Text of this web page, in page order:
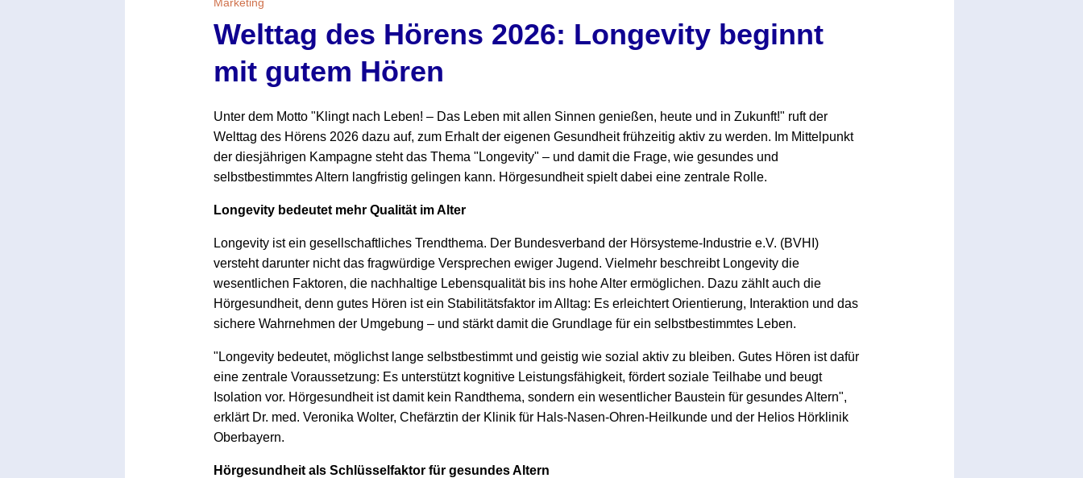
Welttag des Hörens 2026: Longevity beginnt
mit gutem Hören
Unter dem Motto "Klingt nach Leben! – Das Leben mit allen Sinnen genießen, heute und in Zukunft!" ruft der
Welttag des Hörens 2026 dazu auf, zum Erhalt der eigenen Gesundheit frühzeitig aktiv zu werden. Im Mittelpunkt
der diesjährigen Kampagne steht das Thema "Longevity" – und damit die Frage, wie gesundes und
selbstbestimmtes Altern langfristig gelingen kann. Hörgesundheit spielt dabei eine zentrale Rolle.
Longevity bedeutet mehr Qualität im Alter
Longevity ist ein gesellschaftliches Trendthema. Der Bundesverband der Hörsysteme-Industrie e.V. (BVHI)
versteht darunter nicht das fragwürdige Versprechen ewiger Jugend. Vielmehr beschreibt Longevity die
wesentlichen Faktoren, die nachhaltige Lebensqualität bis ins hohe Alter ermöglichen. Dazu zählt auch die
Hörgesundheit, denn gutes Hören ist ein Stabilitätsfaktor im Alltag: Es erleichtert Orientierung, Interaktion und das
sichere Wahrnehmen der Umgebung – und stärkt damit die Grundlage für ein selbstbestimmtes Leben.
"Longevity bedeutet, möglichst lange selbstbestimmt und geistig wie sozial aktiv zu bleiben. Gutes Hören ist dafür
eine zentrale Voraussetzung: Es unterstützt kognitive Leistungsfähigkeit, fördert soziale Teilhabe und beugt
Isolation vor. Hörgesundheit ist damit kein Randthema, sondern ein wesentlicher Baustein für gesundes Altern",
erklärt Dr. med. Veronika Wolter, Chefärztin der Klinik für Hals-Nasen-Ohren-Heilkunde und der Helios Hörklinik
Oberbayern.
Hörgesundheit als Schlüsselfaktor für gesundes Altern